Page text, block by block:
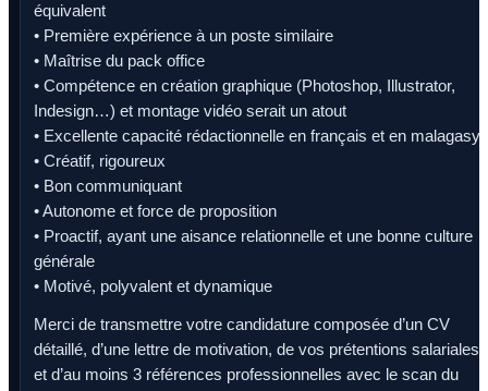
équivalent
• Première expérience à un poste similaire
• Maîtrise du pack office
• Compétence en création graphique (Photoshop, Illustrator,
Indesign…) et montage vidéo serait un atout
• Excellente capacité rédactionnelle en français et en malagasy
• Créatif, rigoureux
• Bon communiquant
• Autonome et force de proposition
• Proactif, ayant une aisance relationnelle et une bonne culture
générale
• Motivé, polyvalent et dynamique
Merci de transmettre votre candidature composée d’un CV
détaillé, d’une lettre de motivation, de vos prétentions salariales
et d’au moins 3 références professionnelles avec le scan du